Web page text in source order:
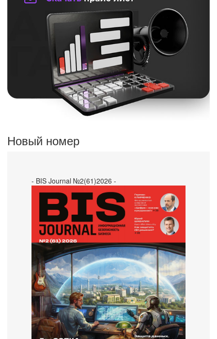
Новый номер
- BIS Journal №2(61)2026 -